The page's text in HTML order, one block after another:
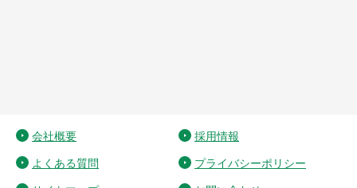
会社概要 採用情報
よくある質問 プライバシーポリシー